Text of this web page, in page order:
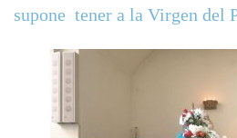
supone tener a la Virgen del